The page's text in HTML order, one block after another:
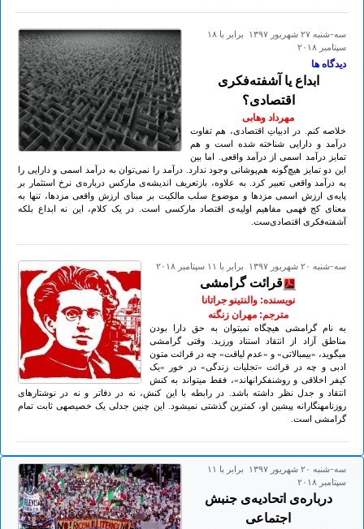
سه-شنبه ۲۷ شهريور ۱۳۹۷ برابر با ۱۸
سپتامبر ۲۰۱۸
دیدگاه ها
ابداع یا آشفته‌‌فکری
اقتصادی؟
مهرداد وهابی
خلاصه کنم. در ادبیاتِ اقتصادی، هم تفاوت
درآمد و دارایی شناخته شده است و هم
تمایز درآمد اسمی از درآمد واقعی. اما بین
این دو تمایز هیچ‌گونه هم‌پوشانی وجود ندارد. درآمد را نمی‌توان به درآمد اسمی و دارایی را
به درآمد واقعی تعبیر کرد. به علاوه، بازتعریف اندیشه‌ی مارکس درباره‌ی نرخ استثمار بر
پایه‌ی ارزش اسمی مزدها و موضوع سلب مالکیت بر مبنای ارزش واقعی مزدها، تنها به
معنای کج فهمی مفاهیم اولیه‌ی اقتصاد مارکسی است. در یک کلام، این نه ابداع بلکه
آشفته‌فکری اقتصادی‌ست.
سه-شنبه ۲۰ شهريور ۱۳۹۷ برابر با ۱۱ سپتامبر ۲۰۱۸
قرائت گرامشی
نویسنده: والنتینو جراتانا
مترجم: مهران زنگنه
به نام گرامشی هیچگاه نمی‏توان به حق دارا بودن
مناطق آزاد از انتقاد استناد ورزید. وقتی گرامشی
می‏گوید، «بی‏مبالاتی» و «عدم لیاقت» چه در قرائت متون
ادبی و چه در قرائت «تجلیات زندگی» در خور «یک
کیفر اخلاقی و روشنفکرانه‏اند»، فقط می‏تواند به کنش
انتقاد و جدل نظر داشته باشد. در رابطه با این کنش، نه در دفاتر و نه در نوشتارهای
روزنامه‏نگارانه پیشین او، کمترین گذشتی نمی‏شود. این چنین جدلی یک خصیصه‏ی ثابت تمام
گرامشی است.
سه-شنبه ۲۰ شهريور ۱۳۹۷ برابر با ۱۱
سپتامبر ۲۰۱۸
درباره‌ی اتحادیه‌ی جنبش
اجتماعی